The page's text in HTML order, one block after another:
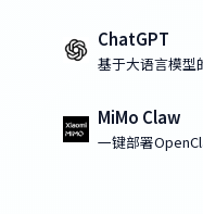
ChatGPT
基于大语言模型
MiMo Claw
一键部署